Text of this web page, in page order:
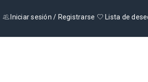
Iniciar sesión / Registrarse Lista de